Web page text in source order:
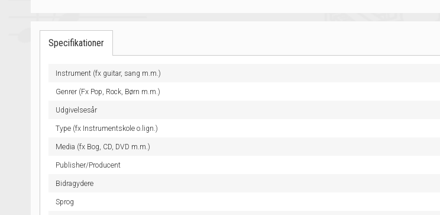
Specifikationer
Instrument (fx guitar, sang m.m.)
Genrer (Fx Pop, Rock, Børn m.m.)
Udgivelsesår
Type (fx Instrumentskole o.lign.)
Media (fx Bog, CD, DVD m.m.)
Publisher/Producent
Bidragydere
Sprog